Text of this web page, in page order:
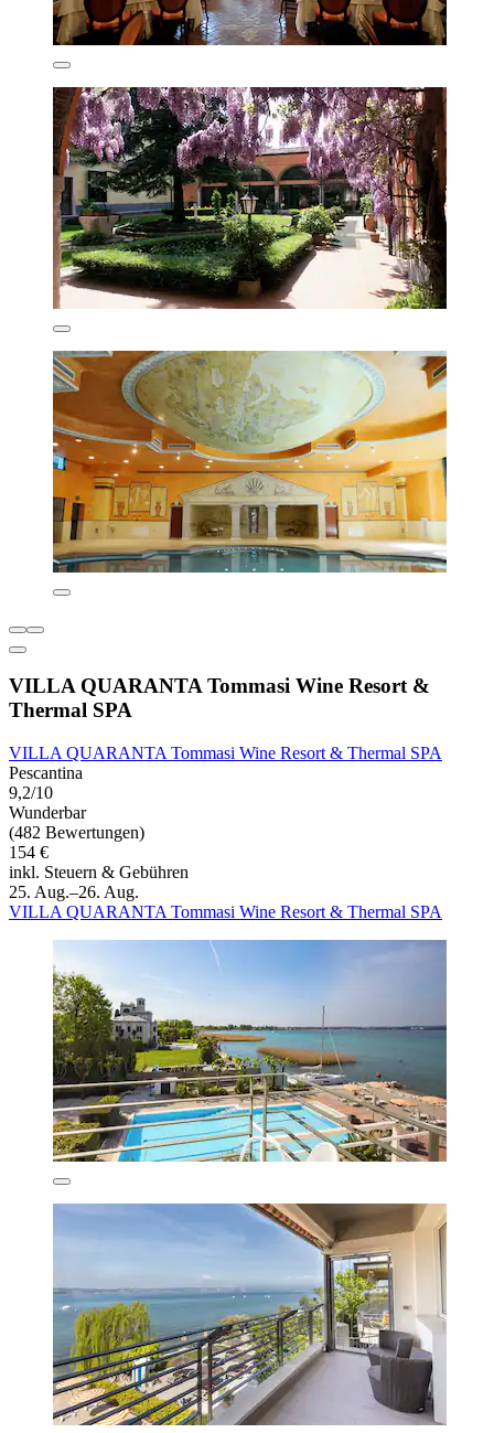
VILLA QUARANTA Tommasi Wine Resort &
Thermal SPA
VILLA QUARANTA Tommasi Wine Resort & Thermal SPA
Pescantina
9,2/10
Wunderbar
(482 Bewertungen)
154 €
inkl. Steuern & Gebühren
25. Aug.–26. Aug.
VILLA QUARANTA Tommasi Wine Resort & Thermal SPA